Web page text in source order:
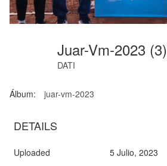
Juar-Vm-2023 (3)
DATI
Álbum: juar-vm-2023
DETAILS
Uploaded 5 Julio, 2023